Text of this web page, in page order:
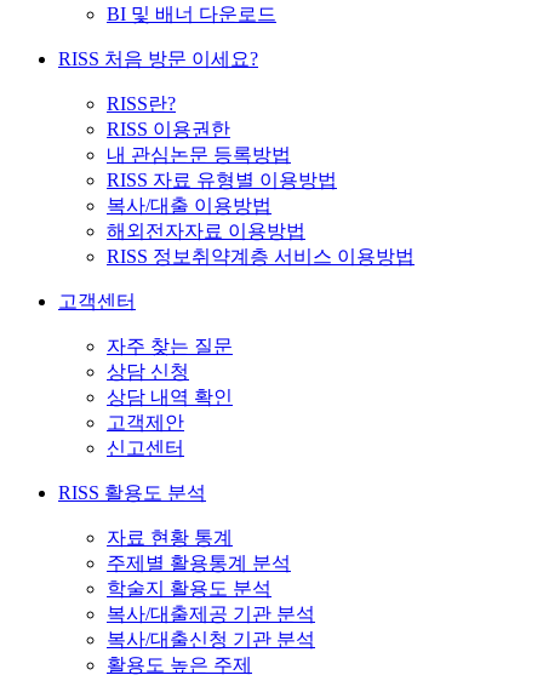
BI 및 배너 다운로드
RISS 처음 방문 이세요?
RISS란?
RISS 이용권한
내 관심논문 등록방법
RISS 자료 유형별 이용방법
복사/대출 이용방법
해외전자자료 이용방법
RISS 정보취약계층 서비스 이용방법
고객센터
자주 찾는 질문
상담 신청
상담 내역 확인
고객제안
신고센터
RISS 활용도 분석
자료 현황 통계
주제별 활용통계 분석
학술지 활용도 분석
복사/대출제공 기관 분석
복사/대출신청 기관 분석
활용도 높은 주제